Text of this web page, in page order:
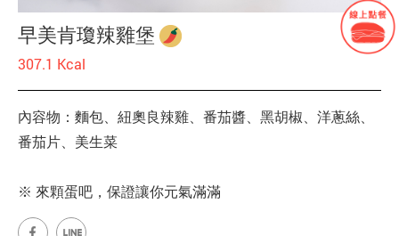
早美肯瓊辣雞堡
307.1 Kcal
內容物：麵包、紐奧良辣雞、番茄醬、黑胡椒、洋蔥絲、
番茄片、美生菜
※ 來顆蛋吧，保證讓你元氣滿滿